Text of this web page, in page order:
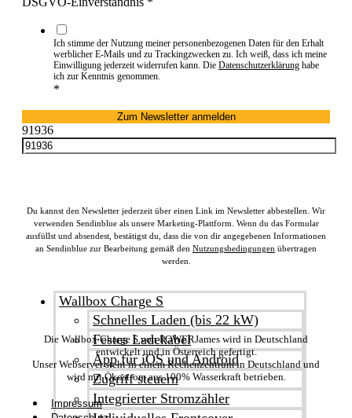
Ich stimme der Nutzung meiner personenbezogenen Daten für den Erhalt
werblicher E-Mails und zu Trackingzwecken zu. Ich weiß, dass ich meine
Einwilligung jederzeit widerrufen kann. Die Datenschutzerklärung habe
ich zur Kenntnis genommen.
*
Zum Newsletter anmelden
91936
Du kannst den Newsletter jederzeit über einen Link im Newsletter abbestellen. Wir
verwenden Sendinblue als unsere Marketing-Plattform. Wenn du das Formular
ausfüllst und absendest, bestätigst du, dass die von dir angegebenen Informationen
an Sendinblue zur Bearbeitung gemäß den Nutzungsbedingungen übertragen
werden.
Die Wallbox Charge S von POWERJames wird in Deutschland
entwickelt und in Österreich gefertigt.
Unser Webserver steht in einem Rechenzentrum in Deutschland und
wird mit Ökostrom aus 100% Wasserkraft betrieben.
Impressum
.
Wallbox Charge S
Schnelles Laden (bis 22 kW)
Festes Ladekabel
App für iOS und Android
Zugriff steuern
Integrierter Stromzähler